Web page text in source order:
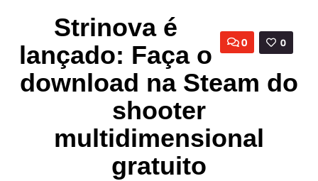
0
0
Strinova é
lançado: Faça o
download na Steam do
shooter
multidimensional
gratuito